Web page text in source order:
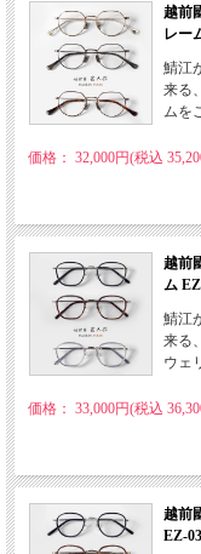
越前
レー
鯖江
来る
ムを
価格： 32,000円(税込
越前
ム
鯖江
来る
ウェ
価格： 33,000円(税込
越前
EZ-